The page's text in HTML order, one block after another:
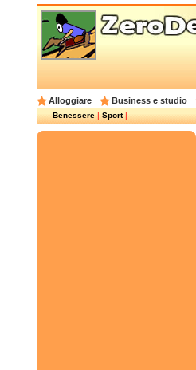
Alloggiare Business e studio
Benessere|Sport|